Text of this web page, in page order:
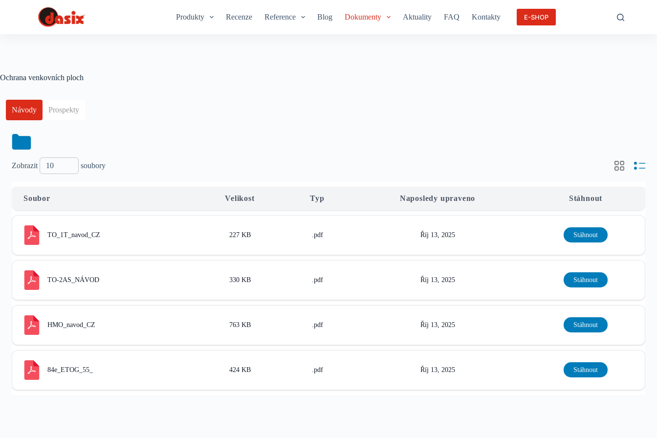
n
n
Produkty Recenze Reference Blog Dokumenty Aktuality FAQ Kontakty E-SHOP
Ochrana venkovních ploch
Návody Prospekty
Zobrazit soubory
Soubor Velikost Typ Naposledy upraveno Stáhnout
TO_1T_navod_CZ 227 KB .pdf Říj 13, 2025 Stáhnout
TO-2AS_NÁVOD 330 KB .pdf Říj 13, 2025 Stáhnout
HMO_navod_CZ 763 KB .pdf Říj 13, 2025 Stáhnout
84e_ETOG_55_ 424 KB .pdf Říj 13, 2025 Stáhnout